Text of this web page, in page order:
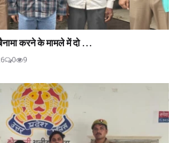
करने के मामले में दो ...
0 9